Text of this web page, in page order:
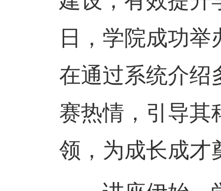
日，学院成功
在通过系统介绍
赛热情，引导其
领，为成长成才